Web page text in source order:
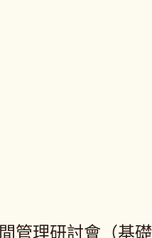
管理研討會（基礎